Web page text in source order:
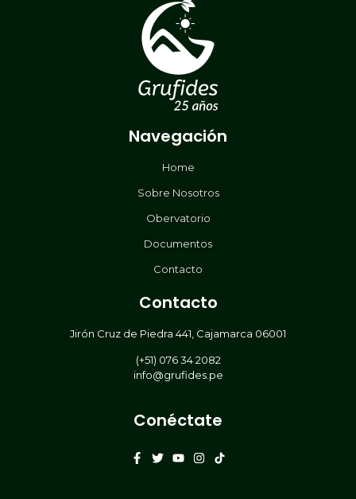
Navegación
Home
Sobre Nosotros
Obervatorio
Documentos
Contacto
Contacto
Jirón Cruz de Piedra 441, Cajamarca 06001
(+51) 076 34 2082
info@grufides.pe
Conéctate